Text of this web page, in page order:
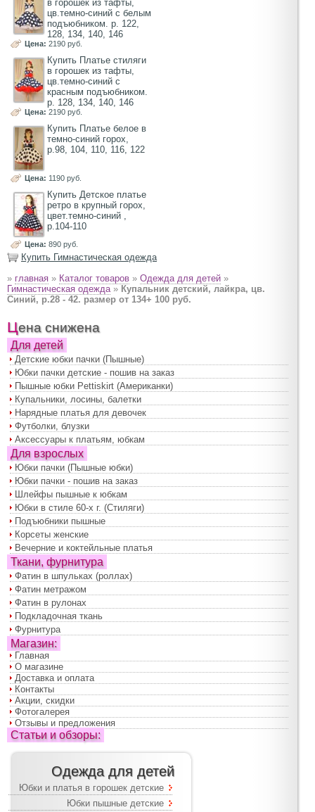
в горошек из тафты,
цв.темно-синий с белым
подъюбником. р. 122,
128, 134, 140, 146
Цена: 2190 руб.
Купить Платье стиляги
в горошек из тафты,
цв.темно-синий с
красным подъюбником.
р. 128, 134, 140, 146
Цена: 2190 руб.
Купить Платье белое в
темно-синий горох,
р.98, 104, 110, 116, 122
Цена: 1190 руб.
Купить Детское платье
ретро в крупный горох,
цвет.темно-синий ,
р.104-110
Цена: 890 руб.
Купить Гимнастическая одежда
» главная » Каталог товаров » Одежда для детей »
Гимнастическая одежда » Купальник детский, лайкра, цв.
Синий, р.28 - 42. размер от 134+ 100 руб.
Цена снижена
Для детей
Детские юбки пачки (Пышные)
Юбки пачки детские - пошив на заказ
Пышные юбки Pettiskirt (Американки)
Купальники, лосины, балетки
Нарядные платья для девочек
Футболки, блузки
Аксессуары к платьям, юбкам
Для взрослых
Юбки пачки (Пышные юбки)
Юбки пачки - пошив на заказ
Шлейфы пышные к юбкам
Юбки в стиле 60-х г. (Стиляги)
Подъюбники пышные
Корсеты женские
Вечерние и коктейльные платья
Ткани, фурнитура
Фатин в шпульках (роллах)
Фатин метражом
Фатин в рулонах
Подкладочная ткань
Фурнитура
Магазин:
Главная
О магазине
Доставка и оплата
Контакты
Акции, скидки
Фотогалерея
Отзывы и предложения
Статьи и обзоры:
Одежда для детей
Юбки и платья в горошек детские
Юбки пышные детские